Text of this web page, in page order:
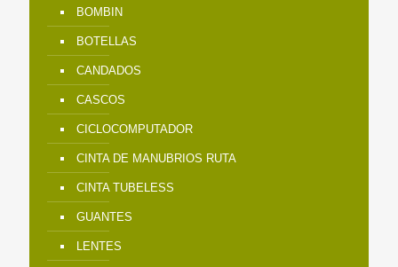
BOMBIN
BOTELLAS
CANDADOS
CASCOS
CICLOCOMPUTADOR
CINTA DE MANUBRIOS RUTA
CINTA TUBELESS
GUANTES
LENTES